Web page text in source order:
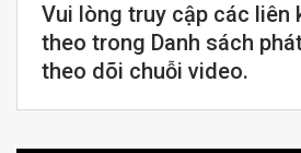
Vui lòng truy cập các liên
theo trong Danh sách
theo dõi chuỗi video.